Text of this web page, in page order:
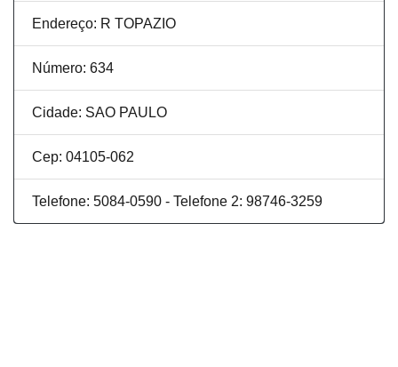
Endereço: R TOPAZIO
Número: 634
Cidade: SAO PAULO
Cep: 04105-062
Telefone: 5084-0590 - Telefone 2: 98746-3259